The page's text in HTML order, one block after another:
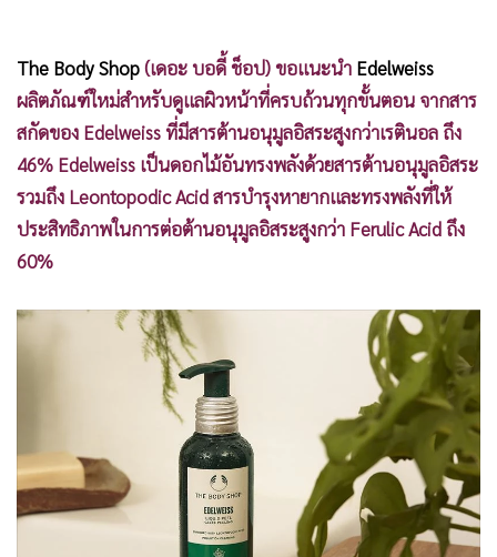
• กีฬา
• ต่างประเทศ
• Special Scoop
เศรษฐกิจ-ธุรกิจ
จีน
• ชุมชน-คุณภาพชีวิต
• Motoring
• หุ้น
• อินโดจีน
• กองทุนรวม
The Body Shop(เดอะ บอดี้ ช็อป) ขอแนะนำ Edelweiss
ผลิตภัณฑ์ใหม่สำหรับดูแลผิวหน้าที่ครบถ้วนทุกขั้นตอน จากสาร
สกัดของ Edelweiss ที่มีสารต้านอนุมูลอิสระสูงกว่าเรตินอล ถึง
46% Edelweiss เป็นดอกไม้อันทรงพลังด้วยสารต้านอนุมูลอิสระ
รวมถึง Leontopodic Acid สารบำรุงหายากและทรงพลังที่ให้
ประสิทธิภาพในการต่อต้านอนุมูลอิสระสูงกว่า Ferulic Acid ถึง
60%